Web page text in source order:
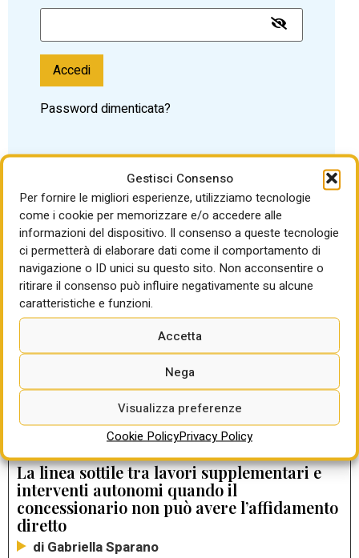
Gestisci Consenso
Per fornire le migliori esperienze, utilizziamo tecnologie
come i cookie per memorizzare e/o accedere alle
informazioni del dispositivo. Il consenso a queste tecnologie
ci permetterà di elaborare dati come il comportamento di
navigazione o ID unici su questo sito. Non acconsentire o
ritirare il consenso può influire negativamente su alcune
caratteristiche e funzioni.
Accetta
Nega
Visualizza preferenze
Cookie PolicyPrivacy Policy
Accedi
Password dimenticata?
LEGGI ANCHE
OCCASIONAL PAPER DI BANKITALIA
Appalti, sui ritardi delle opere pubbliche
pesa la capacità amministrativa di stazioni
appaltanti e Rup
L’accordo quadro non può essere
subappaltato: tre condizioni e la differenza
tra subappalto facoltativo e qualificante
di Gabriella Sparano
La linea sottile tra lavori supplementari e
interventi autonomi quando il
concessionario non può avere l’affidamento
diretto
di Gabriella Sparano